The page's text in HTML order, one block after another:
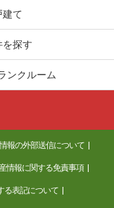
建て
を探す
ンクルーム
報の外部送信について
情報に関する免責事項
る表記について